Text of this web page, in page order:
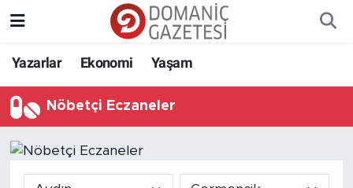
Yazarlar Ekonomi Yaşam
Nöbetçi Eczaneler